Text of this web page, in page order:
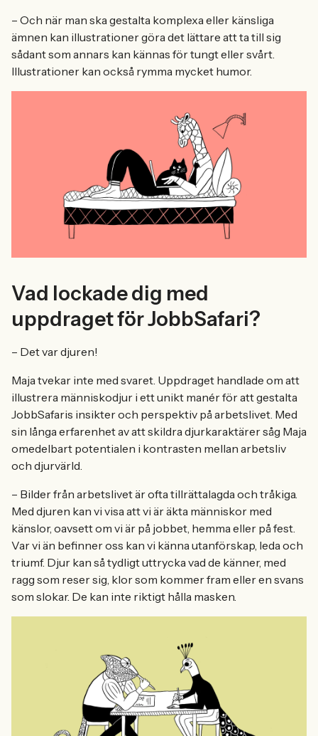
– Och när man ska gestalta komplexa eller känsliga
ämnen kan illustrationer göra det lättare att ta till sig
sådant som annars kan kännas för tungt eller svårt.
Illustrationer kan också rymma mycket humor.
Vad lockade dig med
uppdraget för JobbSafari?
– Det var djuren!
Maja tvekar inte med svaret. Uppdraget handlade om att
illustrera människodjur i ett unikt manér för att gestalta
JobbSafaris insikter och perspektiv på arbetslivet. Med
sin långa erfarenhet av att skildra djurkaraktärer såg Maja
omedelbart potentialen i kontrasten mellan arbetsliv
och djurvärld.
– Bilder från arbetslivet är ofta tillrättalagda och tråkiga.
Med djuren kan vi visa att vi är äkta människor med
känslor, oavsett om vi är på jobbet, hemma eller på fest.
Var vi än befinner oss kan vi känna utanförskap, leda och
triumf. Djur kan så tydligt uttrycka vad de känner, med
ragg som reser sig, klor som kommer fram eller en svans
som slokar. De kan inte riktigt hålla masken.